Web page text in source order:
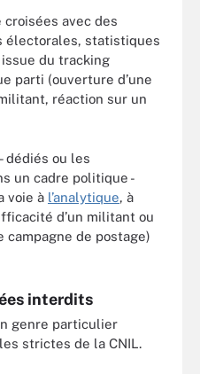
avec des
électorales, statistiques
issue du tracking
parti (ouverture d’une
réaction sur un
dédiés ou les
un cadre politique -
voie à l’analytique, à
d’un militant ou
campagne de postage)
interdits
genre particulier
strictes de la CNIL.